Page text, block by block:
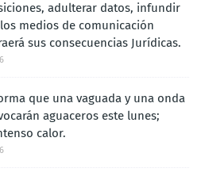
adulterar datos, infundir
medios de comunicación
sus consecuencias Jurídicas.
que una vaguada y una onda
aguaceros este lunes;
calor.